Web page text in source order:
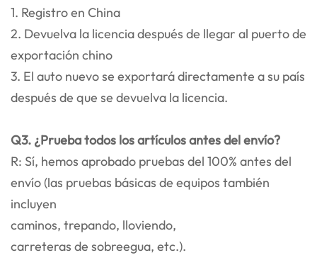
1. Registro en China
2. Devuelva la licencia después de llegar al puerto de
exportación chino
3. El auto nuevo se exportará directamente a su país
después de que se devuelva la licencia.
Q3. ¿Prueba todos los artículos antes del envío?
R: Sí, hemos aprobado pruebas del 100% antes del
envío (las pruebas básicas de equipos también
incluyen
caminos, trepando, lloviendo,
carreteras de sobreegua, etc.).